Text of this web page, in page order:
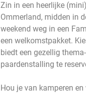
Zin in een heerlijke
Ommerland, midden in
weekend weg in een
een welkomstpakket.
biedt een gezellig
paardenstalling te
Hou je van kamperen